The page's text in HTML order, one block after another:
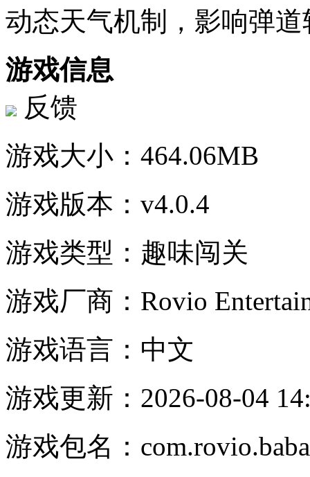
动态天气机制，影响弹
游戏信息
反馈
游戏大小： 464.06MB
游戏版本： v4.0.4
游戏类型： 趣味闯关
游戏厂商： Rovio
游戏语言： 中文
游戏更新： 2026-08-04
游戏包名： com.rovio.baba